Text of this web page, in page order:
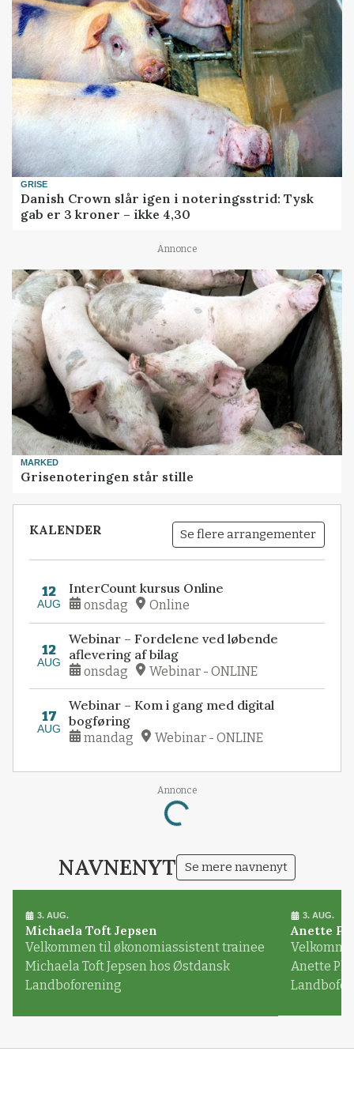
GRISE
Danish Crown slår igen i noteringsstrid: Tysk
gab er 3 kroner – ikke 4,30
Annonce
MARKED
Grisenoteringen står stille
KALENDER Se flere arrangementer
12
AUG
InterCount kursus Online
onsdag Online
12
AUG
Webinar – Fordelene ved løbende
aflevering af bilag
onsdag Webinar - ONLINE
17
AUG
Webinar – Kom i gang med digital
bogføring
mandag Webinar - ONLINE
Annonce
Loading...
NAVNENYT Se mere navnenyt
3. AUG.
Michaela Toft Jepsen
Velkommen til økonomiassistent trainee
Michaela Toft Jepsen hos Østdansk
Landboforening
3. AUG.
Anette
Anette